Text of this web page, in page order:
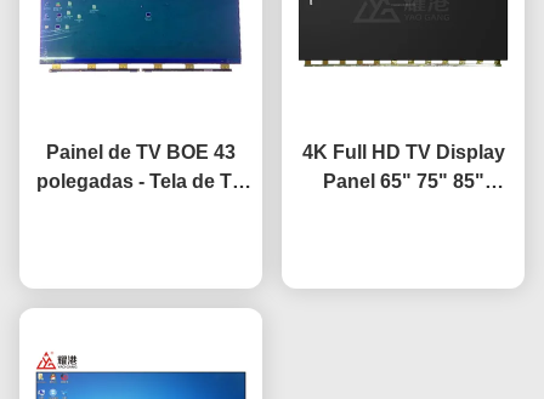
Painel de TV BOE 43
polegadas - Tela de TV
4K Full HD TV Display
Panel 65" 75" 85"